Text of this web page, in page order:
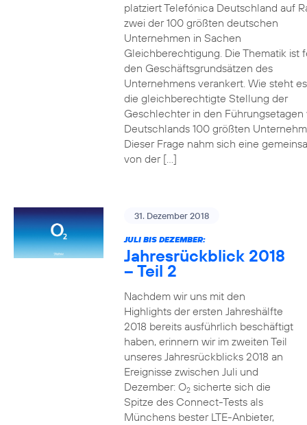
platziert Telefónica Deutschland auf
zwei der 100 größten deutschen
Unternehmen in Sachen
Gleichberechtigung. Die Thematik ist
den Geschäftsgrundsätzen des
Unternehmens verankert. Wie steht
die gleichberechtigte Stellung der
Geschlechter in den Führungsetagen
Deutschlands 100 größten
Dieser Frage nahm sich eine
von der […]
31. Dezember 2018
JULI BIS DEZEMBER:
Jahresrückblick 2018
– Teil 2
Nachdem wir uns mit den
Highlights der ersten Jahreshälfte
2018 bereits ausführlich beschäftigt
haben, erinnern wir im zweiten Teil
unseres Jahresrückblicks 2018 an
Ereignisse zwischen Juli und
Dezember: O2sicherte sich die
Spitze des Connect-Tests als
Münchens bester LTE-Anbieter,